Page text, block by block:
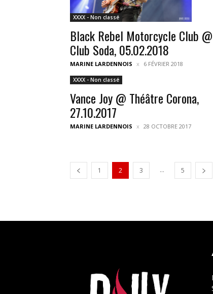
XXXX - Non classé
Black Rebel Motorcycle Club @
Club Soda, 05.02.2018
MARINE LARDENNOIS 6 FÉVRIER 2018
XXXX - Non classé
Vance Joy @ Théâtre Corona,
27.10.2017
MARINE LARDENNOIS 28 OCTOBRE 2017
1 2 3 ... 5